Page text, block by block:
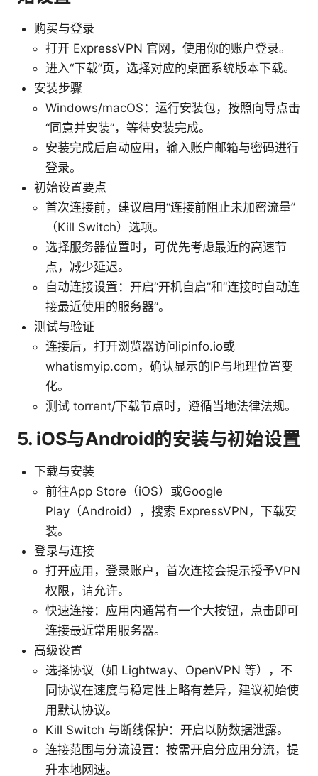
购买与登录
打开 ExpressVPN 官网，使用你的账户登录。
进入“下载”页，选择对应的桌面系统版本下载。
安装步骤
Windows/macOS：运行安装包，按照向导点击
“同意并安装”，等待安装完成。
安装完成后启动应用，输入账户邮箱与密码进行
登录。
初始设置要点
首次连接前，建议启用“连接前阻止未加密流量”
（Kill Switch）选项。
选择服务器位置时，可优先考虑最近的高速节
点，减少延迟。
自动连接设置：开启“开机自启”和“连接时自动连
接最近使用的服务器”。
测试与验证
连接后，打开浏览器访问ipinfo.io或
whatismyip.com，确认显示的IP与地理位置变
化。
测试 torrent/下载节点时，遵循当地法律法规。
5. iOS与Android的安装与初始设置
下载与安装
前往App Store（iOS）或Google
Play（Android），搜索 ExpressVPN，下载安
装。
登录与连接
打开应用，登录账户，首次连接会提示授予VPN
权限，请允许。
快速连接：应用内通常有一个大按钮，点击即可
连接最近常用服务器。
高级设置
选择协议（如 Lightway、OpenVPN 等），不
同协议在速度与稳定性上略有差异，建议初始使
用默认协议。
Kill Switch 与断线保护：开启以防数据泄露。
连接范围与分流设置：按需开启分应用分流，提
升本地网速。